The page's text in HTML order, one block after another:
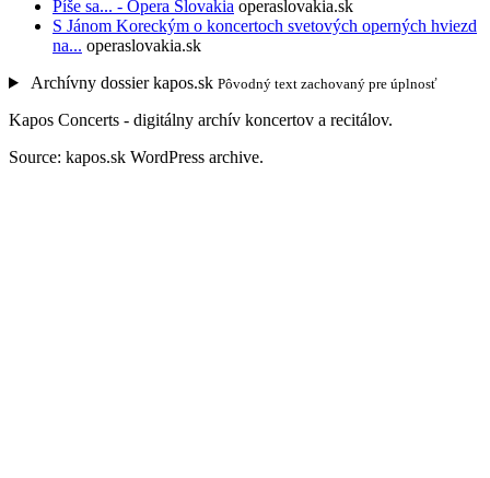
Píše sa... - Opera Slovakia operaslovakia.sk
S Jánom Koreckým o koncertoch svetových operných hviezd
na... operaslovakia.sk
Archívny dossier kapos.sk Pôvodný text zachovaný pre úplnosť
Kapos Concerts - digitálny archív koncertov a recitálov.
Source: kapos.sk WordPress archive.